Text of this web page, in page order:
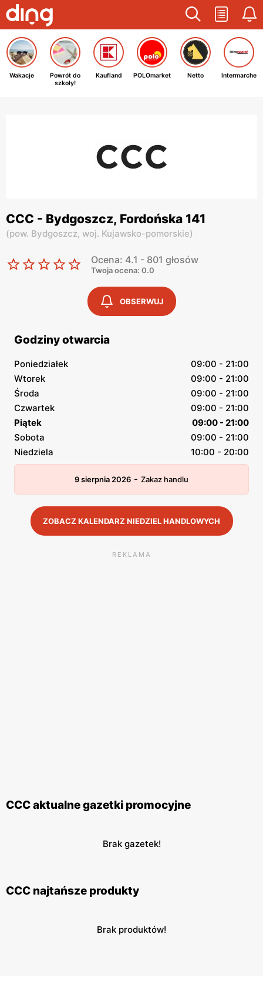
Wakacje
Powrót do
szkoły!
Kaufland POLOmarket Netto Intermarche
CCC - Bydgoszcz, Fordońska 141
(pow. Bydgoszcz, woj. Kujawsko-pomorskie)
Ocena: 4.1 - 801 głosów
Twoja ocena: 0.0
OBSERWUJ
Godziny otwarcia
Poniedziałek
09:00 - 21:00
Wtorek
09:00 - 21:00
Środa
09:00 - 21:00
Czwartek
09:00 - 21:00
Piątek
09:00 - 21:00
Sobota
09:00 - 21:00
Niedziela
10:00 - 20:00
9 sierpnia 2026 - Zakaz handlu
ZOBACZ KALENDARZ NIEDZIEL HANDLOWYCH
REKLAMA
CCC aktualne gazetki promocyjne
Brak gazetek!
CCC najtańsze produkty
Brak produktów!